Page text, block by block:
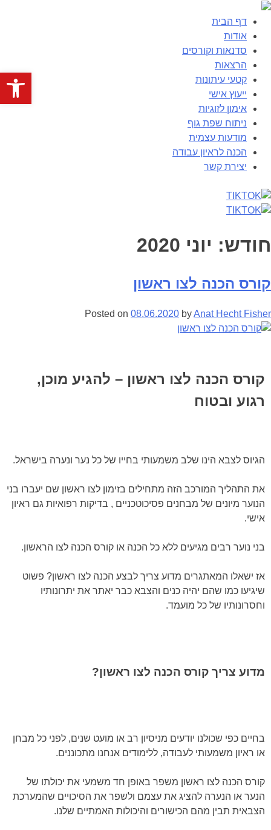
דף הבית
אודות
סדנאות וקורסים
הרצאות
קטעי עיתונות
ייעוץ אישי
אימון לזוגיות
ניתוח שפת גוף
מודעות עצמית
הכנה לראיון עבודה
יצירת קשר
חודש: יוני 2020
קורס הכנה לצו ראשון
Posted on 08.06.2020 byAnat Hecht Fisher
קורס הכנה לצו ראשון – להגיע מוכן,
רגוע ובטוח
הגיוס לצבא הינו שלב משמעותי בחייו של כל נער ונערה בישראל.
את התהליך המורכב הזה מתחילים בזימון לצו ראשון שם יעברו בני
הנוער מיונים של מבחנים פסיכוטכניים , בדיקות רפואיות גם ראיון
אישי.
בני נוער רבים מגיעים ללא כל הכנה או קורס הכנה לצו הראשון.
אז ישאלו המאתגרים מדוע צריך לבצע הכנה לצו ראשון? פשוט
שיגיעו כמו שהם יהיה כנים והצבא כבר יאתר את יתרונותיו
וחסרונותיו של כל מועמד.
מדוע צריך קורס הכנה לצו ראשון?
בחיים כפי שכולנו יודעים מניסיון רב או מועט שנים, לפני כל מבחן
או ראיון משמעותי לעבודה, ללימודים אנחנו מתכוננים.
קורס הכנה לצו ראשון משפר באופן חד משמעי את יכולתו של
הנער או הנערה להציג את עצמם ולשפר את הסיכויים שהמערכת
הצבאית תבין מהם הכישורים והיכולות האמתיים שלנו.
פתח